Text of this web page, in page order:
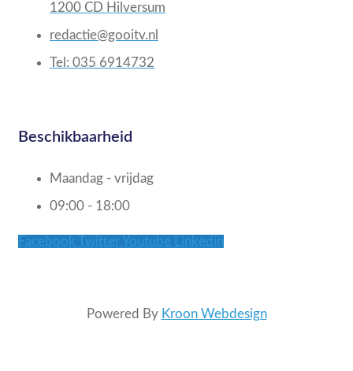
1200 CD Hilversum
redactie@gooitv.nl
Tel: 035 6914732
Beschikbaarheid
Maandag - vrijdag
09:00 - 18:00
Facebook Twitter Youtube Linkedin
Powered By Kroon Webdesign